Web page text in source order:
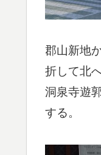
郡山新地
折して北
洞泉寺遊
する。